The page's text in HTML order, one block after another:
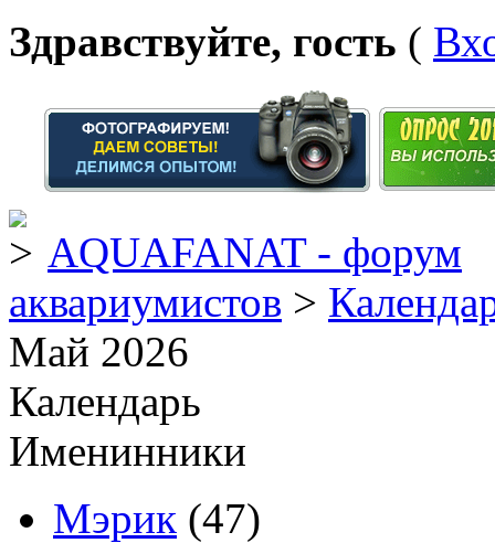
Здравствуйте, гость (
AQUAFANAT - форум
аквариумистов >
Май 2026
Календарь
Именинники
Мэрик (47)